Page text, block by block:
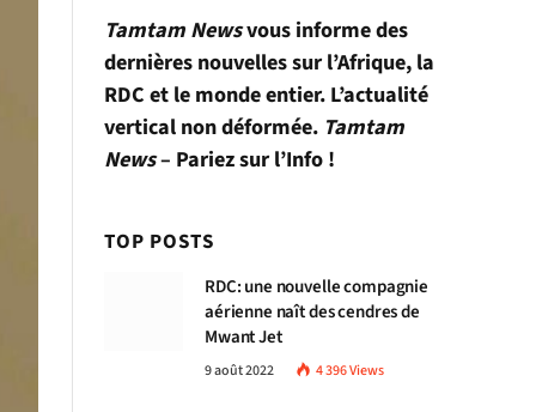
Tamtam Newsvous informe des
dernières nouvelles sur l’Afrique, la
RDC et le monde entier. L’actualité
vertical non déformée. Tamtam
News– Pariez sur l’Info !
TOP POSTS
RDC: une nouvelle compagnie
aérienne naît des cendres de
Mwant Jet
9 août 2022 4 396Views